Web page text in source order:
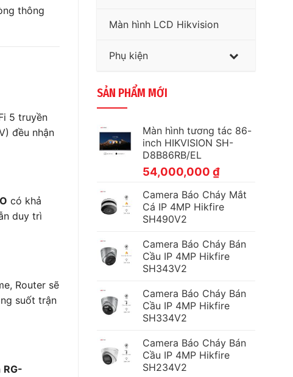
Màn hình LCD Hikvision
Phụ kiện
SẢN PHẨM MỚI
Màn hình tương tác 86-
inch HIKVISION SH-
D8B86RB/EL
54,000,000 ₫
Camera Báo Cháy Mắt
Cá IP 4MP Hikfire
SH490V2
Camera Báo Cháy Bán
Cầu IP 4MP Hikfire
SH343V2
Camera Báo Cháy Bán
Cầu IP 4MP Hikfire
SH334V2
Camera Báo Cháy Bán
Cầu IP 4MP Hikfire
SH234V2
thông
5 truyền
đều nhận
có khả
duy trì
Router sẽ
suốt trận
RG-